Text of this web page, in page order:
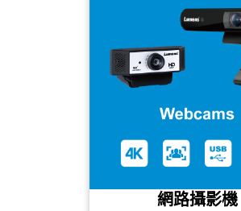
網路攝影機